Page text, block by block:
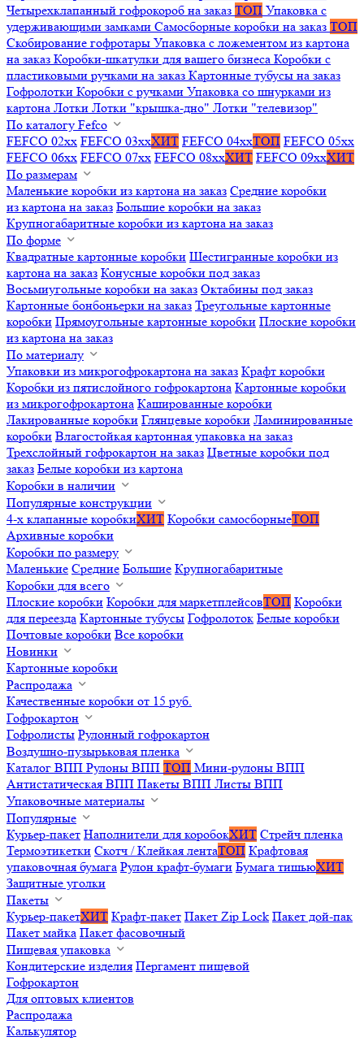
Четырехклапанный гофрокороб на заказ ТОП Упаковка с
удерживающими замками Самосборные коробки на заказ ТОП
Скобирование гофротары Упаковка с ложементом из картона
на заказ Коробки-шкатулки для вашего бизнеса Коробки с
пластиковыми ручками на заказ Картонные тубусы на заказ
Гофролотки Коробки с ручками Упаковка со шнурками из
картона Лотки Лотки "крышка-дно" Лотки "телевизор"
По каталогу Fefco
FEFCO 02xx FEFCO 03xxХИТ FEFCO 04xxТОП FEFCO 05xx
FEFCO 06xx FEFCO 07xx FEFCO 08xxХИТ FEFCO 09xxХИТ
По размерам
Маленькие коробки из картона на заказ Средние коробки
из картона на заказ Большие коробки на заказ
Крупногабаритные коробки из картона на заказ
По форме
Квадратные картонные коробки Шестигранные коробки из
картона на заказ Конусные коробки под заказ
Восьмиугольные коробки на заказ Октабины под заказ
Картонные бонбоньерки на заказ Треугольные картонные
коробки Прямоугольные картонные коробки Плоские коробки
из картона на заказ
По материалу
Упаковки из микрогофрокартона на заказ Крафт коробки
Коробки из пятислойного гофрокартона Картонные коробки
из микрогофрокартона Кашированные коробки
Лакированные коробки Глянцевые коробки Ламинированные
коробки Влагостойкая картонная упаковка на заказ
Трехслойный гофрокартон на заказ Цветные коробки под
заказ Белые коробки из картона
Коробки в наличии
Популярные конструкции
4-х клапанные коробкиХИТ Коробки самосборныеТОП
Архивные коробки
Коробки по размеру
Маленькие Средние Большие Крупногабаритные
Коробки для всего
Плоские коробки Коробки для маркетплейсовТОП Коробки
для переезда Картонные тубусы Гофролоток Белые коробки
Почтовые коробки Все коробки
Новинки
Картонные коробки
Распродажа
Качественные коробки от 15 руб.
Гофрокартон
Гофролисты Рулонный гофрокартон
Воздушно-пузырьковая пленка
Каталог ВПП Рулоны ВПП ТОП Мини-рулоны ВПП
Антистатическая ВПП Пакеты ВПП Листы ВПП
Упаковочные материалы
Популярные
Курьер-пакет Наполнители для коробокХИТ Стрейч пленка
Термоэтикетки Скотч / Клейкая лентаТОП Крафтовая
упаковочная бумага Рулон крафт-бумаги Бумага тишьюХИТ
Защитные уголки
Пакеты
Курьер-пакетХИТ Крафт-пакет Пакет Zip Lock Пакет дой-пак
Пакет майка Пакет фасовочный
Пищевая упаковка
Кондитерские изделия Пергамент пищевой
Гофрокартон
Для оптовых клиентов
Распродажа
Калькулятор